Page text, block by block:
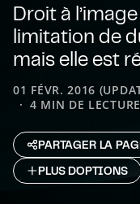
Droit à
limitation de
mais elle est
01 FÉVR. 2016
4 MIN DE LECTURE
PARTAGER LA
PLUS D`OPTIONS